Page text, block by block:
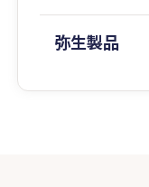
弥生製品